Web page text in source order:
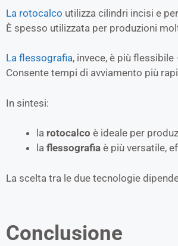
La rotocalco utilizza cilindri incisi e
È spesso utilizzata per produzioni
La flessografia, invece, è più
Consente tempi di avviamento più
In sintesi:
la rotocalco è ideale per
la flessografia è più versatile,
La scelta tra le due tecnologie
Conclusione